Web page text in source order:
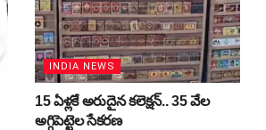
INDIA NEWS
15 ఏళ్లకే అరుదైన కలెక్షన్‌.. 35 వేల
అగ్గిపెట్టెల సేకరణ